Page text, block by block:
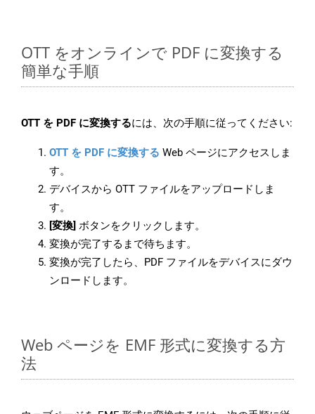
OTT をオンラインで PDF に変換する
簡単な手順
OTT を PDF に変換するには、次の手順に従ってください:
OTT を PDF に変換する Web ページにアクセスしま
す。
デバイスから OTT ファイルをアップロードしま
す。
[変換] ボタンをクリックします。
変換が完了するまで待ちます。
変換が完了したら、PDF ファイルをデバイスにダウ
ンロードします。
Web ページを EMF 形式に変換する方
法